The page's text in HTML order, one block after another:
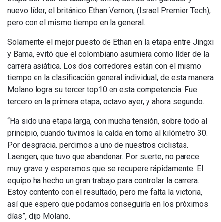
nuevo líder, el británico Ethan Vernon; (Israel Premier Tech),
pero con el mismo tiempo en la general.
Solamente el mejor puesto de Ethan en la etapa entre Jingxi
y Bama, evitó que el colombiano asumiera como líder de la
carrera asiática. Los dos corredores están con el mismo
tiempo en la clasificación general individual, de esta manera
Molano logra su tercer top10 en esta competencia. Fue
tercero en la primera etapa, octavo ayer, y ahora segundo.
“Ha sido una etapa larga, con mucha tensión, sobre todo al
principio, cuando tuvimos la caída en torno al kilómetro 30.
Por desgracia, perdimos a uno de nuestros ciclistas,
Laengen, que tuvo que abandonar. Por suerte, no parece
muy grave y esperamos que se recupere rápidamente. El
equipo ha hecho un gran trabajo para controlar la carrera.
Estoy contento con el resultado, pero me falta la victoria,
así que espero que podamos conseguirla en los próximos
días”, dijo Molano.